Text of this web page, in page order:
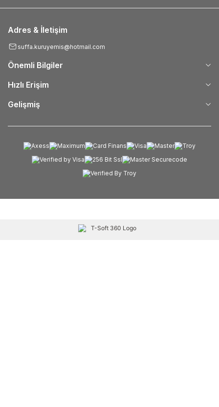
Adres & İletişim
suffa.kuruyemis@hotmail.com
Önemli Bilgiler
Hızlı Erişim
Gelişmiş